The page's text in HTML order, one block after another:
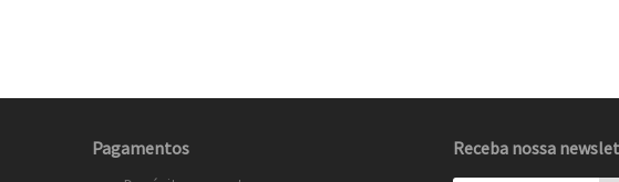
Pagamentos Receba nossa